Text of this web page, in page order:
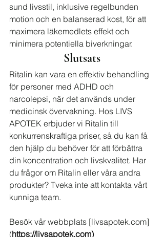
sund livsstil, inklusive regelbunden
motion och en balanserad kost, för att
maximera läkemedlets effekt och
minimera potentiella biverkningar.
Slutsats
Ritalin kan vara en effektiv behandling
för personer med ADHD och
narcolepsi, när det används under
medicinsk övervakning. Hos LIVS
APOTEK erbjuder vi Ritalin till
konkurrenskraftiga priser, så du kan få
den hjälp du behöver för att förbättra
din koncentration och livskvalitet. Har
du frågor om Ritalin eller våra andra
produkter? Tveka inte att kontakta vårt
kunniga team.
Besök vår webbplats [livsapotek.com]
(https://livsapotek.com)